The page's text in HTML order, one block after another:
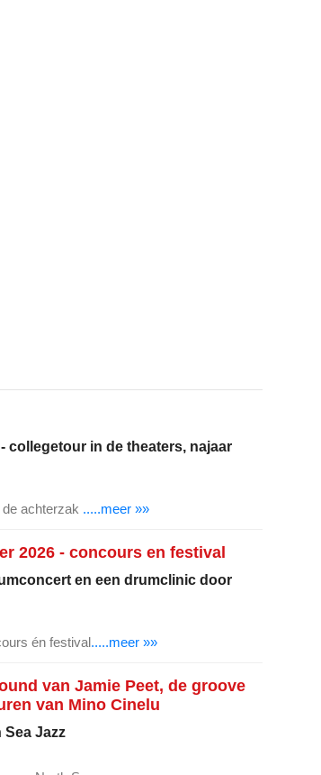
collegetour in de theaters, najaar
achterzak .....meer »»
2026 - concours en festival
en een drumclinic door
én festival.....meer »»
van Jamie Peet, de groove
van Mino Cinelu
Sea Jazz